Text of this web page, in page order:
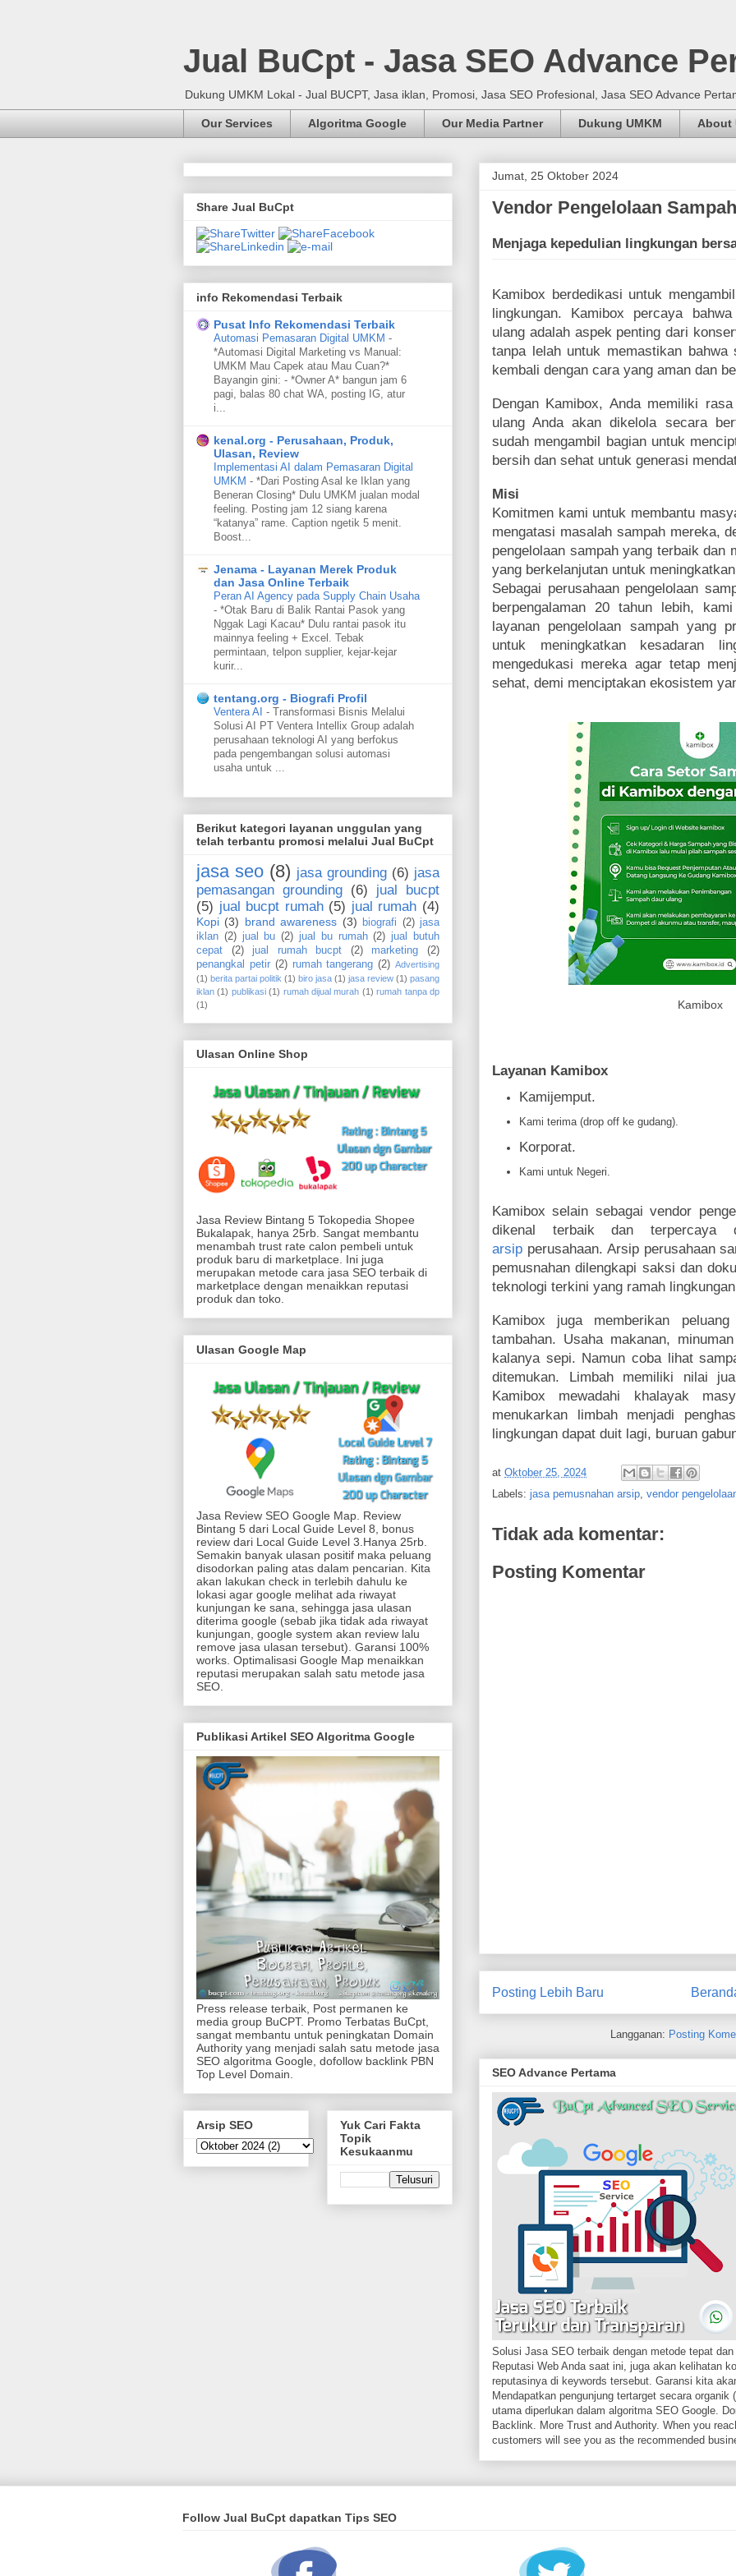
Jual BuCpt - Jasa SEO Advance
Dukung UMKM Lokal - Jual BUCPT, Jasa iklan, Promosi, Jasa SEO Profesional, Jasa SEO Advance
Our Services Algoritma Google Our Media Partner Dukung UMKM About
Jumat, 25 Oktober 2024
Vendor Pengelolaan
Menjaga kepedulian lingkungan
Kamibox berdedikasi untuk
lingkungan. Kamibox percaya
ulang adalah aspek penting dari
tanpa lelah untuk memastikan bahwa
kembali dengan cara yang aman dan
Dengan Kamibox, Anda memiliki
ulang Anda akan dikelola secara
sudah mengambil bagian untuk
bersih dan sehat untuk generasi
Misi
Komitmen kami untuk membantu
mengatasi masalah sampah mereka,
pengelolaan sampah yang terbaik dan
yang berkelanjutan untuk
Sebagai perusahaan pengelolaan
berpengalaman 20 tahun lebih,
layanan pengelolaan sampah yang
untuk meningkatkan kesadaran
mengedukasi mereka agar tetap
sehat, demi menciptakan ekosistem
Kamibox
Layanan Kamibox
Kamijemput.
Kami terima (drop off ke gudang).
Korporat.
Kami untuk Negeri.
Kamibox selain sebagai vendor
dikenal terbaik dan terpercaya
arsip perusahaan. Arsip perusahaan
pemusnahan dilengkapi saksi dan
teknologi terkini yang ramah
Kamibox juga memberikan peluang
tambahan. Usaha makanan,
kalanya sepi. Namun coba lihat
ditemukan. Limbah memiliki nilai
Kamibox mewadahi khalayak
menukarkan limbah menjadi
lingkungan dapat duit lagi, buruan
at Oktober 25, 2024
Labels: jasa pemusnahan arsip, vendor
Tidak ada komentar:
Posting Komentar
Posting Lebih Baru
Langganan: Posting
SEO Advance Pertama
Solusi Jasa SEO terbaik dengan metode tepat
Reputasi Web Anda saat ini, juga akan kelihatan
reputasinya di keywords tersebut. Garansi kita
Mendapatkan pengunjung tertarget secara
utama diperlukan dalam algoritma SEO Google.
Backlink. More Trust and Authority. When you
customers will see you as the recommended
Share Jual BuCpt
info Rekomendasi Terbaik
Pusat Info Rekomendasi Terbaik
Automasi Pemasaran Digital UMKM -
*Automasi Digital Marketing vs Manual:
UMKM Mau Capek atau Mau Cuan?*
Bayangin gini: - *Owner A* bangun jam 6
pagi, balas 80 chat WA, posting IG, atur
i...
kenal.org - Perusahaan, Produk,
Ulasan, Review
Implementasi AI dalam Pemasaran Digital
UMKM - *Dari Posting Asal ke Iklan yang
Beneran Closing* Dulu UMKM jualan modal
feeling. Posting jam 12 siang karena
“katanya” rame. Caption ngetik 5 menit.
Boost...
Jenama - Layanan Merek Produk
dan Jasa Online Terbaik
Peran AI Agency pada Supply Chain Usaha
- *Otak Baru di Balik Rantai Pasok yang
Nggak Lagi Kacau* Dulu rantai pasok itu
mainnya feeling + Excel. Tebak
permintaan, telpon supplier, kejar-kejar
kurir...
tentang.org - Biografi Profil
Ventera AI - Transformasi Bisnis Melalui
Solusi AI PT Ventera Intellix Group adalah
perusahaan teknologi AI yang berfokus
pada pengembangan solusi automasi
usaha untuk ...
Berikut kategori layanan unggulan yang
telah terbantu promosi melalui Jual BuCpt
jasa seo (8) jasa grounding (6) jasa
pemasangan grounding (6)
jual bucpt
(5) jual bucpt rumah (5) jual rumah (4)
Kopi (3) brand awareness (3) biografi (2) jasa
iklan (2) jual bu (2) jual bu rumah (2) jual butuh
cepat
(2) jual rumah bucpt (2) marketing
(2)
penangkal petir (2) rumah tangerang (2) Advertising
(1) berita partai politik (1) biro jasa (1) jasa review (1) pasang
iklan (1) publikasi (1) rumah dijual murah (1) rumah tanpa dp
(1)
Ulasan Online Shop
Jasa Review Bintang 5 Tokopedia Shopee
Bukalapak, hanya 25rb. Sangat membantu
menambah trust rate calon pembeli untuk
produk baru di marketplace. Ini juga
merupakan metode cara jasa SEO terbaik di
marketplace dengan menaikkan reputasi
produk dan toko.
Ulasan Google Map
Jasa Review SEO Google Map. Review
Bintang 5 dari Local Guide Level 8, bonus
review dari Local Guide Level 3.Hanya 25rb.
Semakin banyak ulasan positif maka peluang
disodorkan paling atas dalam pencarian. Kita
akan lakukan check in terlebih dahulu ke
lokasi agar google melihat ada riwayat
kunjungan ke sana, sehingga jasa ulasan
diterima google (sebab jika tidak ada riwayat
kunjungan, google system akan review lalu
remove jasa ulasan tersebut). Garansi 100%
works. Optimalisasi Google Map menaikkan
reputasi merupakan salah satu metode jasa
SEO.
Publikasi Artikel SEO Algoritma Google
Press release terbaik, Post permanen ke
media group BuCPT. Promo Terbatas BuCpt,
sangat membantu untuk peningkatan Domain
Authority yang menjadi salah satu metode jasa
SEO algoritma Google, dofollow backlink PBN
Top Level Domain.
Arsip SEO
Yuk Cari Fakta
Topik
Kesukaanmu
Follow Jual BuCpt dapatkan Tips SEO